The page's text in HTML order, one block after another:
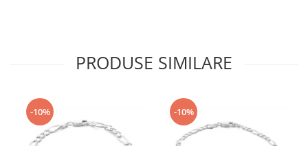
PRODUSE SIMILARE
-10% -10%